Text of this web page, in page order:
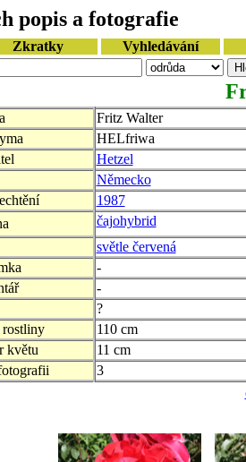
popis a fotografie
Zkratky
Vyhledávání
Fritz Walter
HELfriwa
Hetzel
Německo
1987
čajohybrid
světle červená
-
-
?
110 cm
květu
11 cm
3